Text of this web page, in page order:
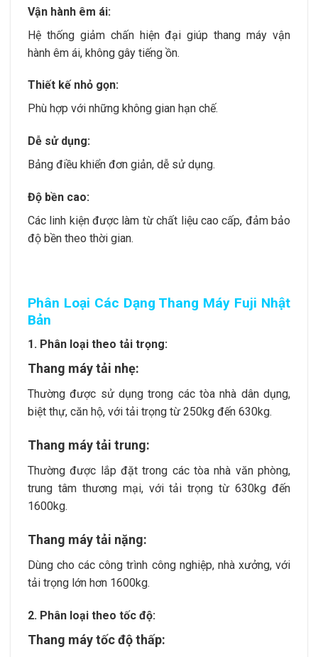
Vận hành êm ái:
Hệ thống giảm chấn hiện đại giúp thang máy vận
hành êm ái, không gây tiếng ồn.
Thiết kế nhỏ gọn:
Phù hợp với những không gian hạn chế.
Dễ sử dụng:
Bảng điều khiển đơn giản, dễ sử dụng.
Độ bền cao:
Các linh kiện được làm từ chất liệu cao cấp, đảm bảo
độ bền theo thời gian.
Phân Loại Các Dạng Thang Máy Fuji Nhật
Bản
1. Phân loại theo tải trọng:
Thang máy tải nhẹ:
Thường được sử dụng trong các tòa nhà dân dụng,
biệt thự, căn hộ, với tải trọng từ 250kg đến 630kg.
Thang máy tải trung:
Thường được lắp đặt trong các tòa nhà văn phòng,
trung tâm thương mại, với tải trọng từ 630kg đến
1600kg.
Thang máy tải nặng:
Dùng cho các công trình công nghiệp, nhà xưởng, với
tải trọng lớn hơn 1600kg.
2. Phân loại theo tốc độ:
Thang máy tốc độ thấp: